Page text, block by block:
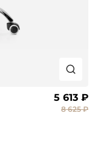
5 613 ₽
8 625 ₽